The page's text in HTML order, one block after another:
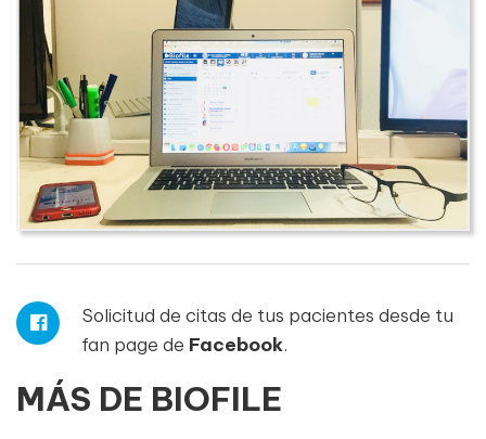
Solicitud de citas de tus pacientes desde tu
fan page de Facebook.
MÁS DE BIOFILE